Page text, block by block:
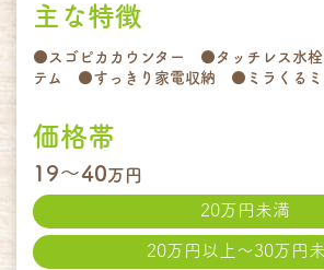
主な特徴
●スゴピカカウンター ●タッチレス水
テム ●すっきり家電収納 ●ミラくる
価格帯
19～40万円
20万円未満
20万円以上～30万円